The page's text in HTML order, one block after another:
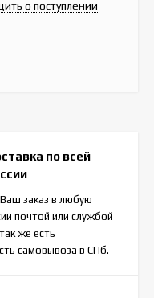
о поступлении
по всей
заказ в любую
почтой или службой
же есть
самовывоза в СПб.